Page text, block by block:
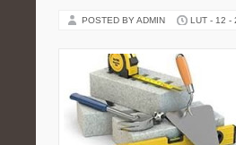
POSTED BY ADMIN LUT - 12 -